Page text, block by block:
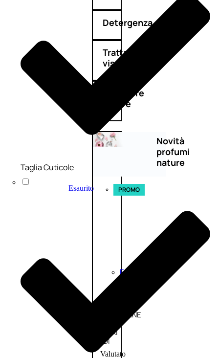
Detergenza
Trattamenti
viso
Maschere
nature
Novità
profumi
nature
Esaurito PROMO
Fragranze
L’OCCITANE
FIORI
DI
Valutato
Taglia Cuticole